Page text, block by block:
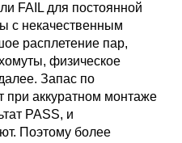
FAIL для постоянной
с некачественным
расплетение пар,
физическое
Запас по
при аккуратном монтаже
PASS, и
Поэтому более